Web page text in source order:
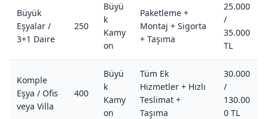
Büyük
Eşyalar /
3+1 Daire
250
Büyü
k
Kamy
on
Paketleme +
Montaj + Sigorta
+ Taşıma
25.000
/
35.000
TL
Komple
Eşya / Ofis
veya Villa
400
Büyü
k
Kamy
on
Tüm Ek
Hizmetler + Hızlı
Teslimat +
Taşıma
30.000
/
130.00
0 TL